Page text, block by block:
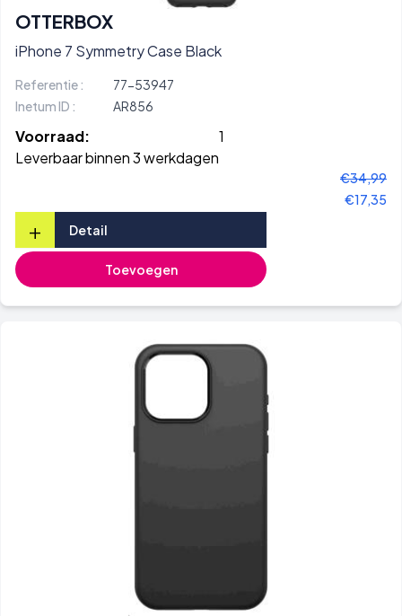
OTTERBOX
iPhone 7 Symmetry Case Black
Referentie :
77-53947
Inetum ID :
AR856
Voorraad:
1
Leverbaar binnen 3 werkdagen
€34,99
€17,35
+ Detail
Toevoegen